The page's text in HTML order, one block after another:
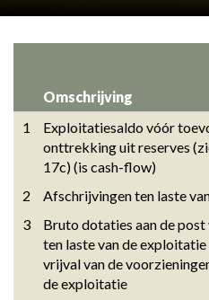
Omschrijving
1
Exploitatiesaldo vóór
onttrekking uit reserves
17c) (is cash-flow)
2 Afschrijvingen ten laste
3
Bruto dotaties aan de
ten laste van de exploitatie
vrijval van de
de exploitatie